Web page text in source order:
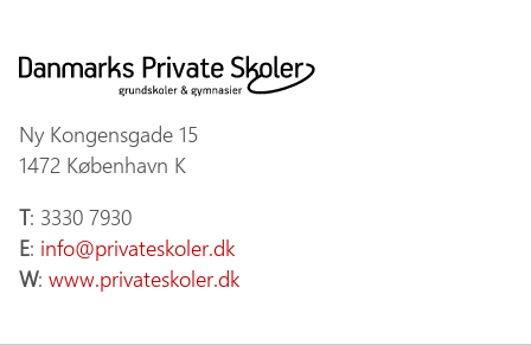
Ny Kongensgade 15
1472 København K
T: 3330 7930
E: info@privateskoler.dk
W: www.privateskoler.dk